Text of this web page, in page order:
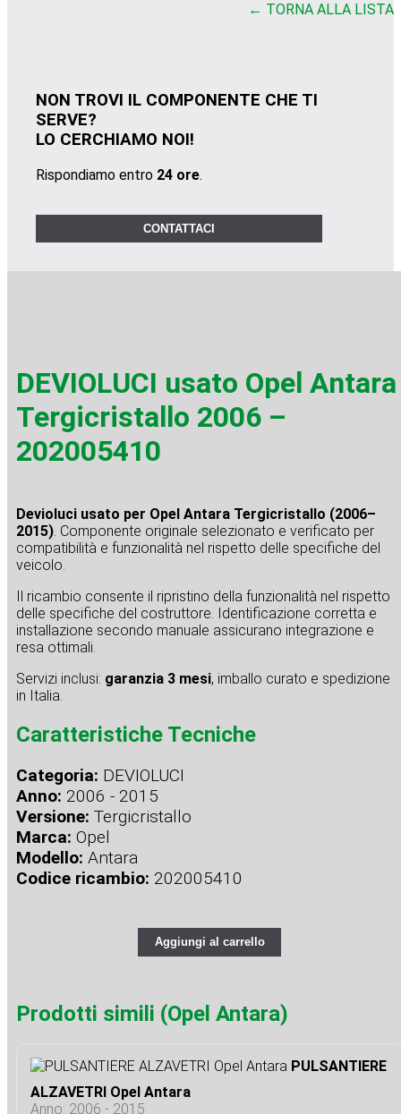
← TORNA ALLA LISTA
NON TROVI IL COMPONENTE CHE TI
SERVE?
LO CERCHIAMO NOI!
Rispondiamo entro 24 ore.
CONTATTACI
DEVIOLUCI usato Opel Antara
Tergicristallo 2006 –
202005410
Devioluci usato per Opel Antara Tergicristallo (2006–
2015). Componente originale selezionato e verificato per
compatibilità e funzionalità nel rispetto delle specifiche del
veicolo.
Il ricambio consente il ripristino della funzionalità nel rispetto
delle specifiche del costruttore. Identificazione corretta e
installazione secondo manuale assicurano integrazione e
resa ottimali.
Servizi inclusi: garanzia 3 mesi, imballo curato e spedizione
in Italia.
Caratteristiche Tecniche
Categoria: DEVIOLUCI
Anno: 2006 - 2015
Versione: Tergicristallo
Marca: Opel
Modello: Antara
Codice ricambio: 202005410
Aggiungi al carrello
Prodotti simili (Opel Antara)
PULSANTIERE
ALZAVETRI Opel Antara
Anno: 2006 - 2015